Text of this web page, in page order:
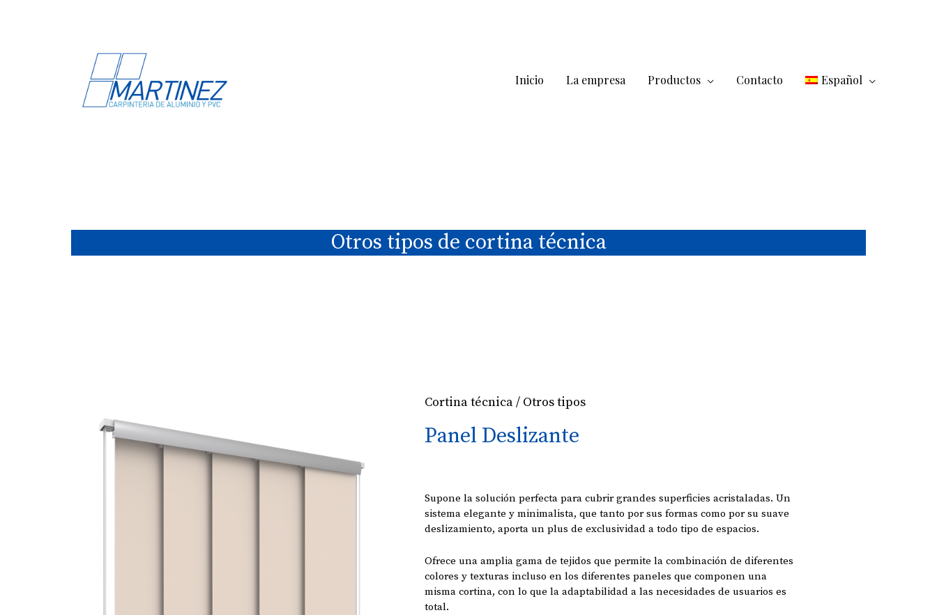
Inicio La empresa Productos Contacto Español
Otros tipos de cortina técnica
Cortina técnica / Otros tipos
Panel Deslizante
Supone la solución perfecta para cubrir grandes superficies acristaladas. Un
sistema elegante y minimalista, que tanto por sus formas como por su suave
deslizamiento, aporta un plus de exclusividad a todo tipo de espacios.
Ofrece una amplia gama de tejidos que permite la combinación de diferentes
colores y texturas incluso en los diferentes paneles que componen una
misma cortina, con lo que la adaptabilidad a las necesidades de usuarios es
total.